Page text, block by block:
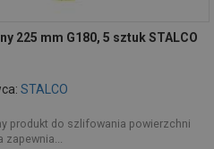
225 mm G180, 5 sztuk STALCO
STALCO
produkt do szlifowania powierzchni
zapewnia...